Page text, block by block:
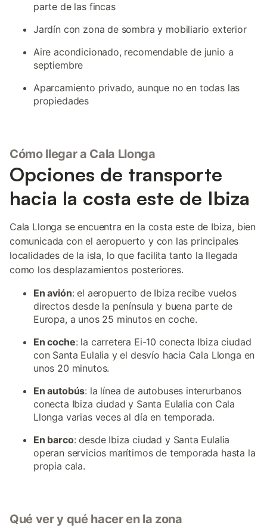
parte de las fincas
Jardín con zona de sombra y mobiliario exterior
Aire acondicionado, recomendable de junio a
septiembre
Aparcamiento privado, aunque no en todas las
propiedades
Cómo llegar a Cala Llonga
Opciones de transporte
hacia la costa este de Ibiza
Cala Llonga se encuentra en la costa este de Ibiza, bien
comunicada con el aeropuerto y con las principales
localidades de la isla, lo que facilita tanto la llegada
como los desplazamientos posteriores.
En avión: el aeropuerto de Ibiza recibe vuelos
directos desde la península y buena parte de
Europa, a unos 25 minutos en coche.
En coche: la carretera Ei-10 conecta Ibiza ciudad
con Santa Eulalia y el desvío hacia Cala Llonga en
unos 20 minutos.
En autobús: la línea de autobuses interurbanos
conecta Ibiza ciudad y Santa Eulalia con Cala
Llonga varias veces al día en temporada.
En barco: desde Ibiza ciudad y Santa Eulalia
operan servicios marítimos de temporada hasta la
propia cala.
Qué ver y qué hacer en la zona